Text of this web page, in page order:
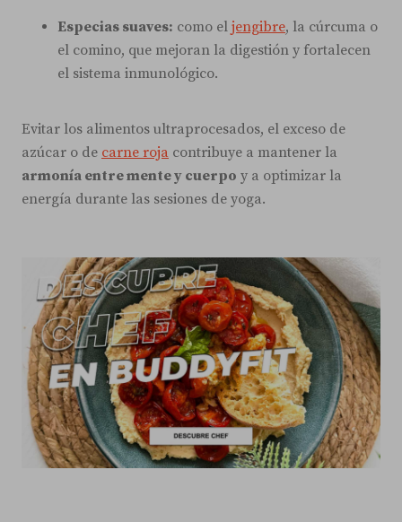
Especias suaves: como el jengibre, la cúrcuma o
el comino, que mejoran la digestión y fortalecen
el sistema inmunológico.
Evitar los alimentos ultraprocesados, el exceso de
azúcar o de carne roja contribuye a mantener la
armonía entre mente y cuerpo y a optimizar la
energía durante las sesiones de yoga.